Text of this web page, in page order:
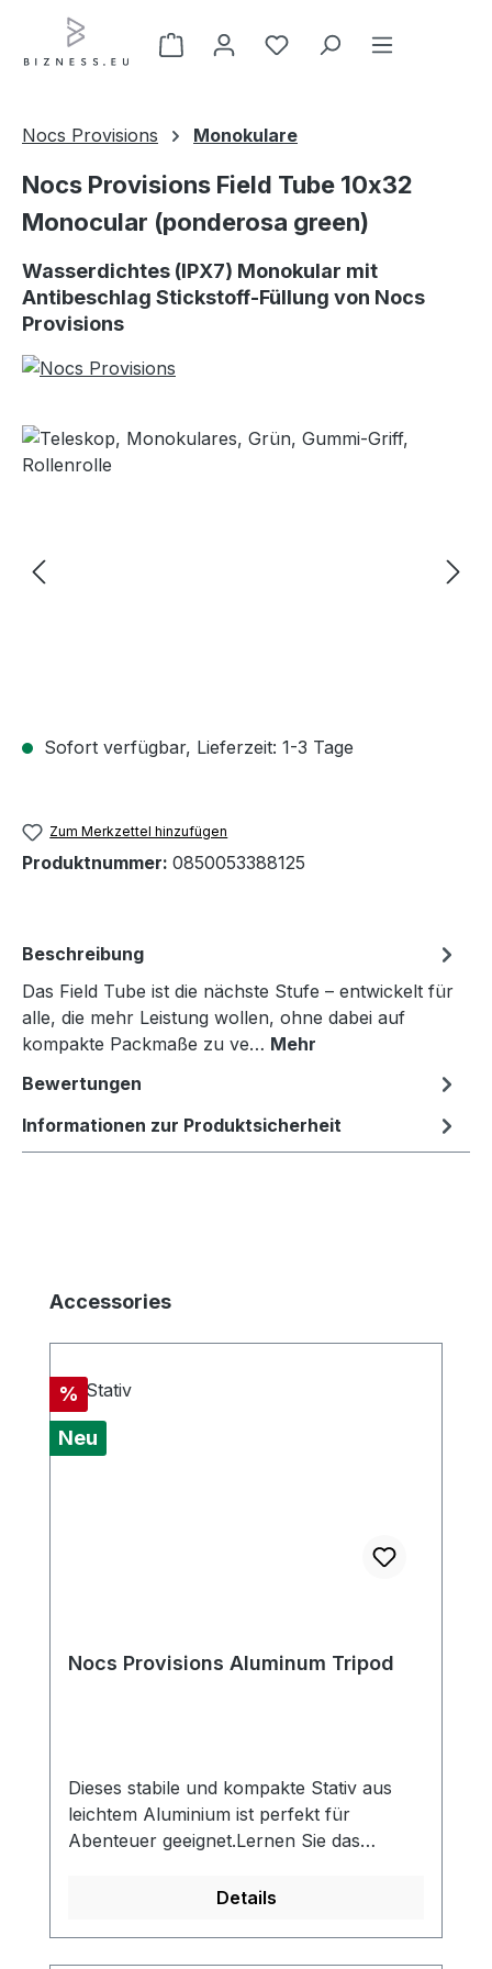
Zum Hauptinhalt springen
Nocs Provisions Monokulare
Nocs Provisions Field Tube 10x32
Monocular (ponderosa green)
Wasserdichtes (IPX7) Monokular mit
Antibeschlag Stickstoff-Füllung von Nocs
Provisions
Bildergalerie überspringen
Sofort verfügbar, Lieferzeit: 1-3 Tage
Zum Merkzettel hinzufügen
Produktnummer: 0850053388125
Beschreibung
Das Field Tube ist die nächste Stufe – entwickelt für
alle, die mehr Leistung wollen, ohne dabei auf
kompakte Packmaße zu ve… Mehr
Bewertungen
Informationen zur Produktsicherheit
Produktgalerie überspringen
Accessories
Rabatt
%
Neu
Nocs Provisions Aluminum Tripod
Dieses stabile und kompakte Stativ aus
leichtem Aluminium ist perfekt für
Abenteuer geeignet.Lernen Sie das
Aluminiumstativ kennen – ein robuster,
Stabilität ohne viel Gewicht verlangen.
Details